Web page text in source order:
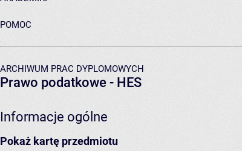
POMOC
ARCHIWUM PRAC DYPLOMOWYCH
Prawo podatkowe - HES
Informacje ogólne
Pokaż kartę przedmiotu